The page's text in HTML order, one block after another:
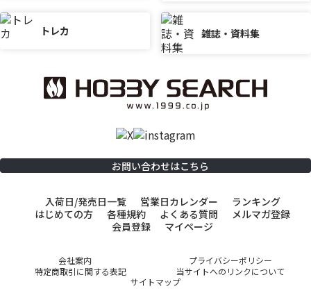
トレカ 雑誌・資料集
お問い合わせはこちら
入荷日/発売日一覧 営業日カレンダー
ランキング
はじめての方
各種規約 よくある質問
メルマガ登録
会員登録
マイページ
会社案内
プライバシーポリシー
特定商取引に関する表記
当サイトへのリンクについて
サイトマップ